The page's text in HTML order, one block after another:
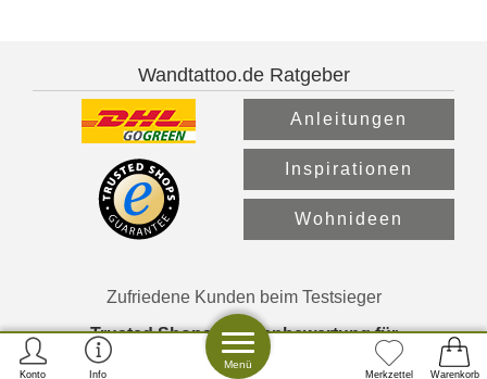
Wandtattoo.de Ratgeber
Anleitungen
Inspirationen
Wohnideen
Zufriedene Kunden beim Testsieger
Trusted Shops Kundenbewertung für
Wandtattoo.de
4.77 /5.00 aus
Bewertungen.
Warenkorb
Merkzettel
Menü
Konto Info